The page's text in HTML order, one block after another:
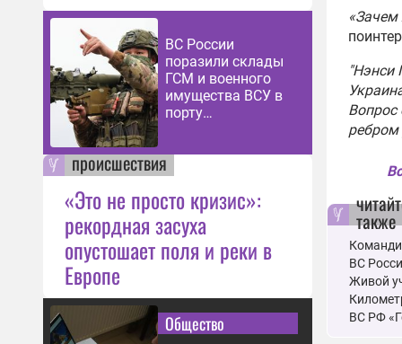
ВС России
поразили склады
ГСМ и военного
имущества ВСУ в
порту
происшествия
«Это не просто кризис»:
рекордная засуха
опустошает поля и реки в
Европе
Общество
05:17
В
07:54
«Зачем
"Нэнси
Вопрос
ребром
также
ВС
Живой
ВС РФ